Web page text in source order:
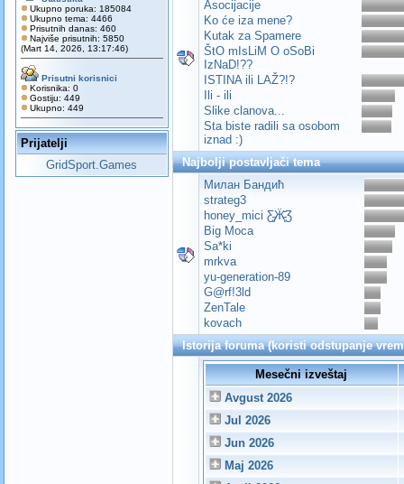
Ukupno poruka: 185084
Ukupno tema: 4466
Prisutnih danas: 460
Najviše prisutnih: 5850
(Mart 14, 2026, 13:17:46)
Prisutni korisnici
Korisnika: 0
Gostiju: 449
Ukupno: 449
Prijatelji
GridSport.Games
Asocijacije
Ko će iza mene?
Kutak za Spamere
ŠtO mIsLiM O oSoBi
IzNaD!??
ISTINA ili LAŽ?!?
Ili - ili
Slike clanova...
Sta biste radili sa osobom
iznad :)
Najbolji postavljači tema
Милан Бандић
strateg3
honey_mici Ƹ̵̡Ӝ̵̨̄Ʒ
Big Moca
Sa*ki
mrkva
yu-generation-89
G@rf!3ld
ZenTale
kovach
Istorija foruma (koristi odstupanje
Mesečni izveštaj
Avgust 2026
Jul 2026
Jun 2026
Maj 2026